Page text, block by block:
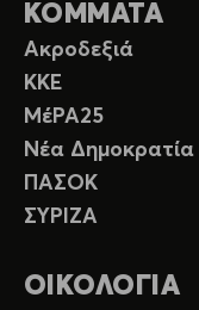
ΚΟΜΜΑΤΑ
Ακροδεξιά
ΚΚΕ
ΜέΡΑ25
Νέα Δημοκρατία
ΠΑΣΟΚ
ΣΥΡΙΖΑ
ΟΙΚΟΛΟΓΙΑ